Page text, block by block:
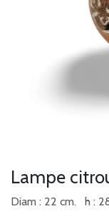
Lampe
Diam : 22 cm. h :